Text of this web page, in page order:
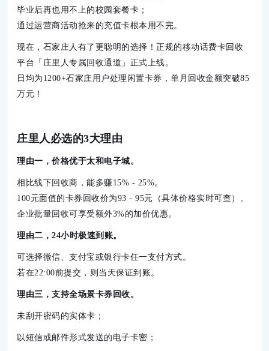
毕业后再也用不上的校园套餐卡；
通过运营商活动抢来的充值卡根本用不完。
现在，石家庄人有了更聪明的选择！ 正规的移动话费卡回收
平台 「庄里人专属回收通道」正式上线。
日均为1200+石家庄用户处理闲置卡券，单月回收金额突破85
万元！
庄里人必选的3大理由
理由一，价格优于太和电子城。
相比线下回收商，能多赚15% - 25%。
100元面值的卡券回收价为93 - 95元（具体价格实时可查）。
企业批量回收可享受额外3%的加价优惠。
理由二，24小时极速到账。
可选择微信、支付宝或银行卡任一支付方式。
若在22:00前提交，则当天保证到账。
理由三，支持全场景卡券回收。
未刮开密码的实体卡；
以短信或邮件形式发送的电子卡密；